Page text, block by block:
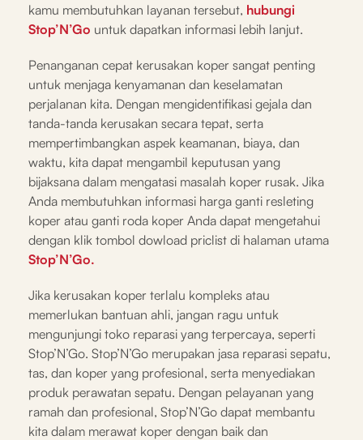
kamu membutuhkan layanan tersebut, hubungi
Stop’N’Go untuk dapatkan informasi lebih lanjut.
Penanganan cepat kerusakan koper sangat penting
untuk menjaga kenyamanan dan keselamatan
perjalanan kita. Dengan mengidentifikasi gejala dan
tanda-tanda kerusakan secara tepat, serta
mempertimbangkan aspek keamanan, biaya, dan
waktu, kita dapat mengambil keputusan yang
bijaksana dalam mengatasi masalah koper rusak. Jika
Anda membutuhkan informasi harga ganti resleting
koper atau ganti roda koper Anda dapat mengetahui
dengan klik tombol dowload priclist di halaman utama
Stop’N’Go.
Jika kerusakan koper terlalu kompleks atau
memerlukan bantuan ahli, jangan ragu untuk
mengunjungi toko reparasi yang terpercaya, seperti
Stop’N’Go. Stop’N’Go merupakan jasa reparasi sepatu,
tas, dan koper yang profesional, serta menyediakan
produk perawatan sepatu. Dengan pelayanan yang
ramah dan profesional, Stop’N’Go dapat membantu
kita dalam merawat koper dengan baik dan